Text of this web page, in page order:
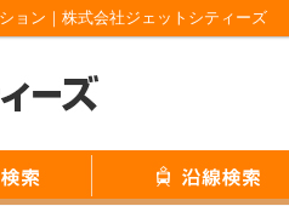
ョン｜株式会社ジェットシティーズ